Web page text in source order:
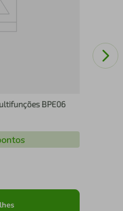
BPE06